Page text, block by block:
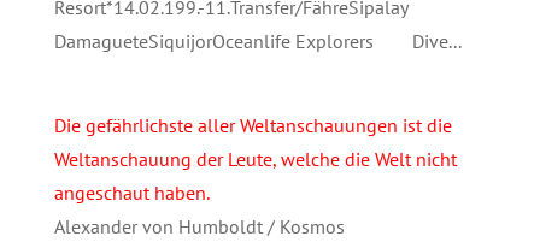
Resort*14.02.199.-11.Transfer/FähreSipalay
DamagueteSiquijorOceanlife Explorers Dive...
Die gefährlichste aller Weltanschauungen ist die
Weltanschauung der Leute, welche die Welt nicht
angeschaut haben.
Alexander von Humboldt / Kosmos